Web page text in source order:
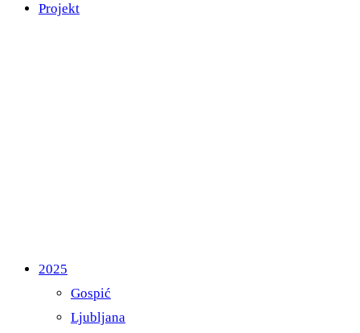
Projekt
2025
Gospić
Ljubljana